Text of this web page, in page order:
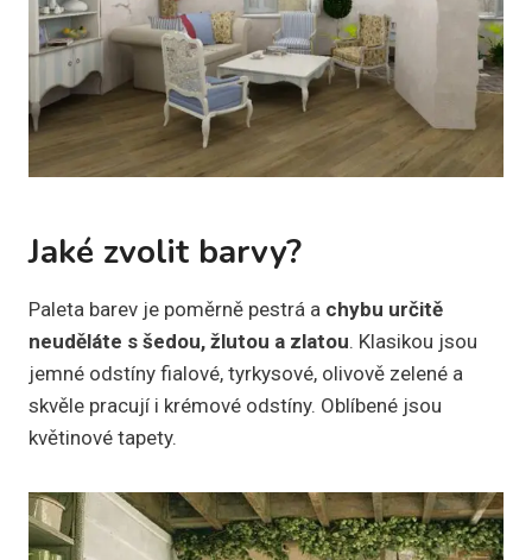
Jaké zvolit barvy?
Paleta barev je poměrně pestrá a chybu určitě
neuděláte s šedou, žlutou a zlatou. Klasikou jsou
jemné odstíny fialové, tyrkysové, olivově zelené a
skvěle pracují i krémové odstíny. Oblíbené jsou
květinové tapety.